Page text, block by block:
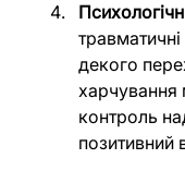
декого
харчування
контроль
позитивний